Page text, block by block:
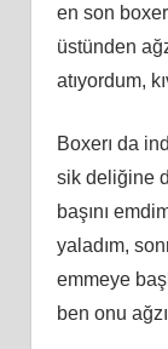
en son
üstünden
atıyordum,
Boxerı da
sik deliğine
başını
yaladım,
emmeye
ben onu